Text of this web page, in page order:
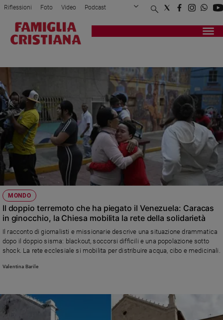
Attualità
Mondo
Economia
Legalità
giustizia
Sport
Papa
Papa
Chiesa
Chiesa
e
Santi
Riflessioni Foto Video Podcast
Privacy Policy Chi siamo
Registrati Redazione
MONDO
Il doppio terremoto che ha piegato il Venezuela: Caracas
in ginocchio, la Chiesa mobilita la rete della solidarietà
Il racconto di giornalisti e missionarie descrive una situazione drammatica
dopo il doppio sisma: blackout, soccorsi difficili e una popolazione sotto
shock. La rete ecclesiale si mobilita per distribuire acqua, cibo e medicinali.
Valentina Barile